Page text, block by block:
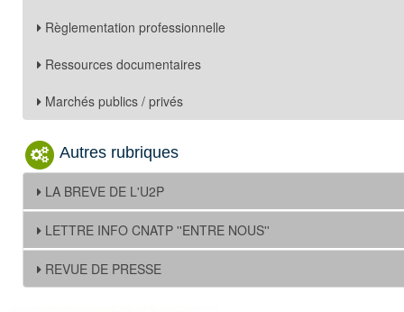
Règlementation professionnelle
Ressources documentaires
Marchés publics / privés
Autres rubriques
LA BREVE DE L'U2P
LETTRE INFO CNATP ''ENTRE NOUS''
REVUE DE PRESSE